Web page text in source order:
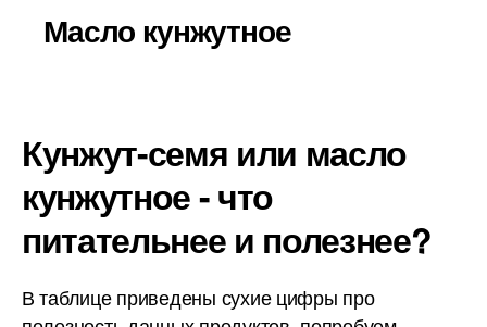
Масло кунжутное
Кунжут-семя или масло
кунжутное - что
питательнее и полезнее?
В таблице приведены сухие цифры про